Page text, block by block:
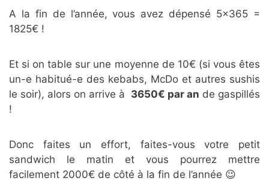
A la fin de l’année, vous avez dépensé 5×365 =
1825€ !
Et si on table sur une moyenne de 10€ (si vous êtes
un-e habitué-e des kebabs, McDo et autres sushis
le soir), alors on arrive à 3650€ par an de gaspillés
!
Donc faites un effort, faites-vous votre petit
sandwich le matin et vous pourrez mettre
facilement 2000€ de côté à la fin de l’année 😉